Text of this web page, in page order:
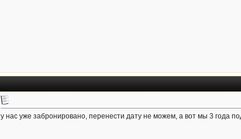
у нас уже забронировано, перенести дату не можем, а вот мы 3 года